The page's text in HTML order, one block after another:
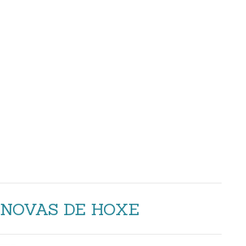
NOVAS DE HOXE